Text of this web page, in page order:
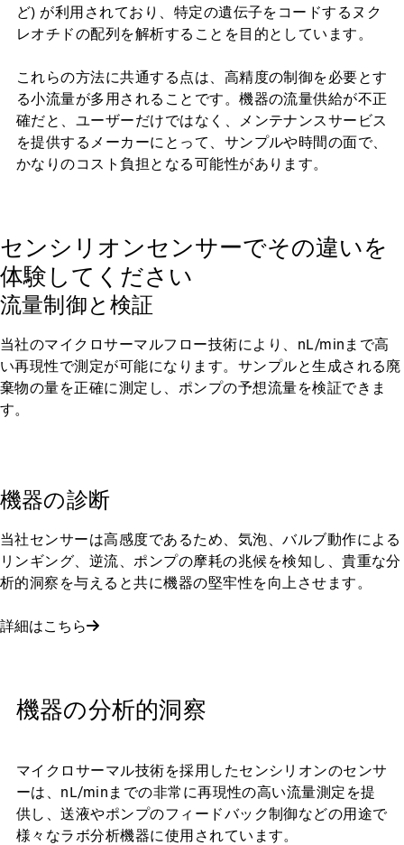
ど) が利用されており、特定の遺伝子をコードするヌク
レオチドの配列を解析することを目的としています。
これらの方法に共通する点は、高精度の制御を必要とす
る小流量が多用されることです。機器の流量供給が不正
確だと、ユーザーだけではなく、メンテナンスサービス
を提供するメーカーにとって、サンプルや時間の面で、
かなりのコスト負担となる可能性があります。
センシリオンセンサーでその違いを
体験してください
流量制御と検証
当社のマイクロサーマルフロー技術により、nL/minまで高
い再現性で測定が可能になります。サンプルと生成される廃
棄物の量を正確に測定し、ポンプの予想流量を検証できま
す。
機器の診断
当社センサーは高感度であるため、気泡、バルブ動作による
リンギング、逆流、ポンプの摩耗の兆候を検知し、貴重な分
析的洞察を与えると共に機器の堅牢性を向上させます。
詳細はこちら
機器の分析的洞察
マイクロサーマル技術を採用したセンシリオンのセンサ
ーは、nL/minまでの非常に再現性の高い流量測定を提
供し、送液やポンプのフィードバック制御などの用途で
様々なラボ分析機器に使用されています。